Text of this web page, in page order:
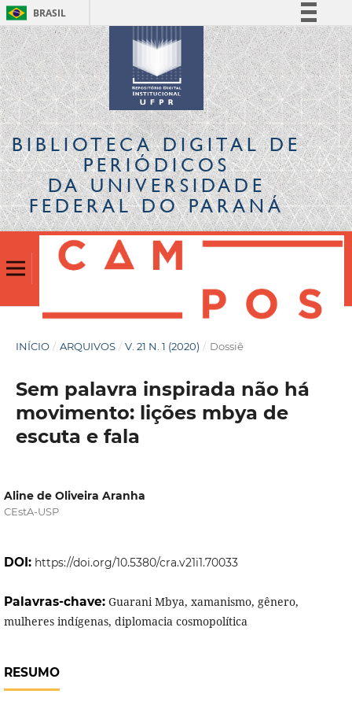
BRASIL
Simplifique!
Comunica BR
Participe
Acesso à informação
Legislação
Canais
BIBLIOTECA DIGITALDE
PERIÓDICOS
DA UNIVERSIDADE
FEDERAL DO PARANÁ
INÍCIO / ARQUIVOS / V. 21 N. 1 (2020) / Dossiê
Sem palavra inspirada não há
movimento: lições mbya de
escuta e fala
Aline de Oliveira Aranha
CEstA-USP
DOI: https://doi.org/10.5380/cra.v21i1.70033
Palavras-chave: Guarani Mbya, xamanismo, gênero,
mulheres indígenas, diplomacia cosmopolítica
RESUMO